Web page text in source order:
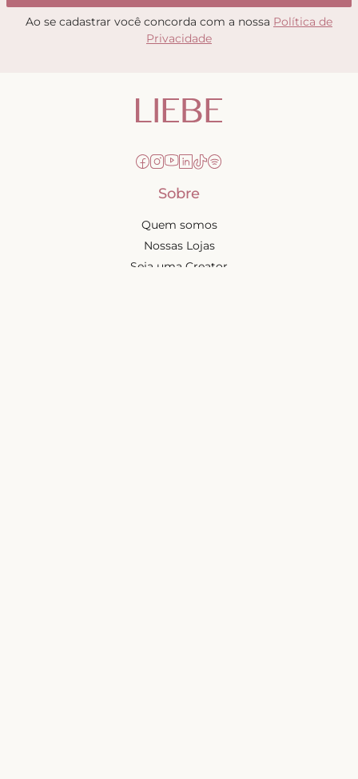
Ao se cadastrar você concorda com a nossa Política de
Privacidade
Sobre
Quem somos
Nossas Lojas
Seja uma Creator